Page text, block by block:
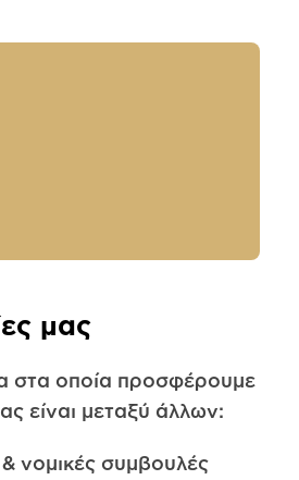
μας
στα οποία προσφέρουμε
είναι μεταξύ άλλων:
νομικές συμβουλές